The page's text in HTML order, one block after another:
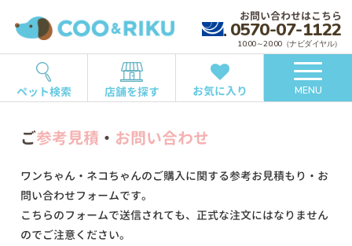
お問い合わせはこちら
0570-07-1122
10:00～20:00（ナビダイヤル）
ペット検索 店舗を探す お気に入り MENU
ご参考見積 ・ お問い合わせ
ワンちゃん・ネコちゃんのご購入に関する参考お見積もり・お
問い合わせフォームです。
こちらのフォームで送信されても、正式な注文にはなりません
のでご注意ください。